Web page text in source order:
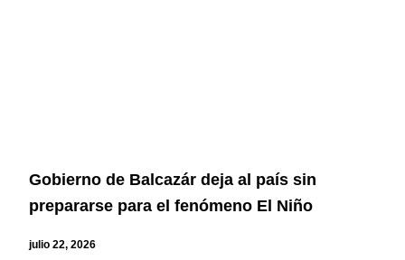
Gobierno de Balcazár deja al país sin
prepararse para el fenómeno El Niño
julio 22, 2026